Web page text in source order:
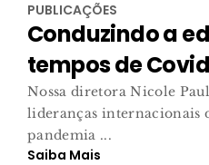
PUBLICAÇÕES
Conduzindo a
tempos de
Nossa diretora Nicole
lideranças internacionais
pandemia ...
Saiba Mais